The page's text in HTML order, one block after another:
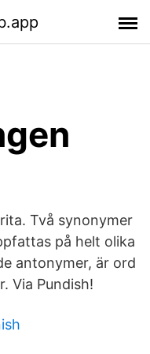
Två synonymer
på helt olika
antonymer, är ord
Via Pundish!